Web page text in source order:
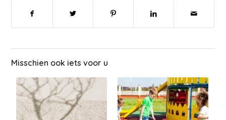
Misschien ook iets voor u